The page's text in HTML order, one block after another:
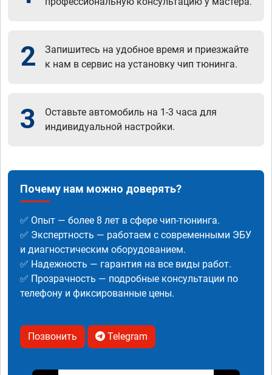
2
Запишитесь на удобное время и приезжайте
к нам в сервис на установку чип тюнинга.
3
Оставьте автомобиль на 1-3 часа для
индивидуальной настройки.
Почему нам можно доверять?
✅ Опыт — более 8 лет в сфере чип-тюнинга.
✅ Экспертность — работаем с современными ЭБУ
и диагностическим оборудованием.
✅ Надежность — гарантия на все виды работ.
✅ Прозрачность — подробные консультации по
телефону и фиксированные цены.
Позвонить Telegram